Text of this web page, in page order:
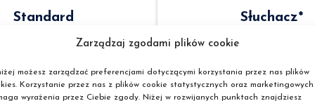
Zarządzaj zgodami plików cookie
możesz zarządzać preferencjami dotyczącymi korzystania przez nas plików
Korzystanie przez nas z plików cookie statystycznych oraz marketingowych
wyrażenia przez Ciebie zgody. Niżej w rozwijanych punktach znajdziesz
Standard
669zł
Słuchacz*
569zł